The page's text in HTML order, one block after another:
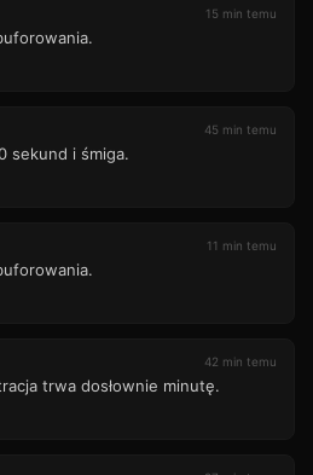
15 min temu
45 min temu
sekund i śmiga.
11 min temu
42 min temu
trwa dosłownie minutę.